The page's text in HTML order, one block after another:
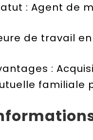
: Agent de
de travail en
:
familiale